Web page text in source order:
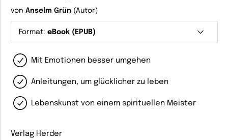
von Anselm Grün (Autor)
Format: eBook (EPUB)
Mit Emotionen besser umgehen
Anleitungen, um glücklicher zu leben
Lebenskunst von einem spirituellen Meister
Verlag Herder